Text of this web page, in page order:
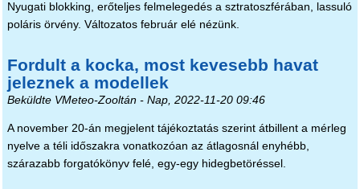
Nyugati blokking, erőteljes felmelegedés a sztratoszférában, lassuló
poláris örvény. Változatos február elé nézünk.
Fordult a kocka, most kevesebb havat
jeleznek a modellek
Beküldte VMeteo-Zooltán- Nap, 2022-11-20 09:46
A november 20-án megjelent tájékoztatás szerint átbillent a mérleg
nyelve a téli időszakra vonatkozóan az átlagosnál enyhébb,
szárazabb forgatókönyv felé, egy-egy hidegbetöréssel.